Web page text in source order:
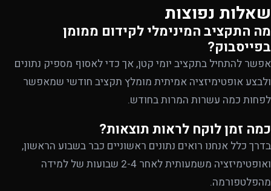
שאלות נפוצות
מה התקציב המינימלי לקידום ממומן
בפייסבוק?
אפשר להתחיל בתקציב יומי קטן, אך כדי לאסוף מספיק נתונים
ולבצע אופטימיזציה אמיתית מומלץ תקציב חודשי שמאפשר
לפחות כמה עשרות המרות בחודש.
כמה זמן לוקח לראות תוצאות?
בדרך כלל אנחנו רואים נתונים ראשוניים כבר בשבוע הראשון,
ואופטימיזציה משמעותית לאחר 2-4 שבועות של למידה
מהפלטפורמה.